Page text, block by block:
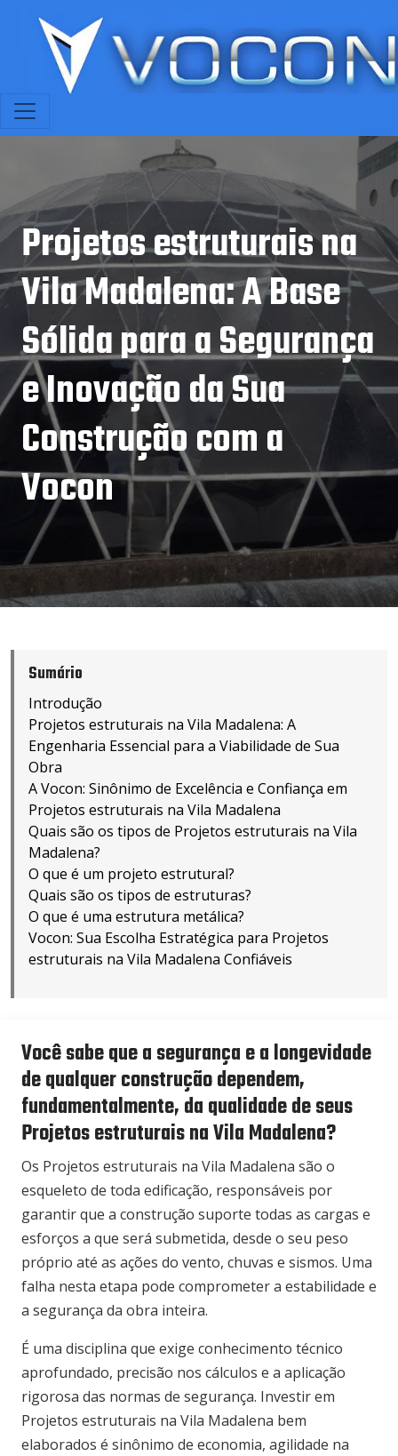
Projetos estruturais na
Vila Madalena: A Base
Sólida para a Segurança
e Inovação da Sua
Construção com a
Vocon
Sumário
Introdução
Projetos estruturais na Vila Madalena: A
Engenharia Essencial para a Viabilidade de Sua
Obra
A Vocon: Sinônimo de Excelência e Confiança em
Projetos estruturais na Vila Madalena
Quais são os tipos de Projetos estruturais na Vila
Madalena?
O que é um projeto estrutural?
Quais são os tipos de estruturas?
O que é uma estrutura metálica?
Vocon: Sua Escolha Estratégica para Projetos
estruturais na Vila Madalena Confiáveis
Você sabe que a segurança e a longevidade
de qualquer construção dependem,
fundamentalmente, da qualidade de seus
Projetos estruturais na Vila Madalena?
Os Projetos estruturais na Vila Madalena são o
esqueleto de toda edificação, responsáveis por
garantir que a construção suporte todas as cargas e
esforços a que será submetida, desde o seu peso
próprio até as ações do vento, chuvas e sismos. Uma
falha nesta etapa pode comprometer a estabilidade e
a segurança da obra inteira.
É uma disciplina que exige conhecimento técnico
aprofundado, precisão nos cálculos e a aplicação
rigorosa das normas de segurança. Investir em
Projetos estruturais na Vila Madalena bem
elaborados é sinônimo de economia, agilidade na